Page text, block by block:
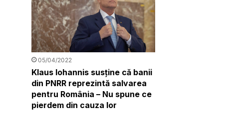
05/04/2022
Klaus Iohannis susține că banii
din PNRR reprezintă salvarea
pentru România – Nu spune ce
pierdem din cauza lor